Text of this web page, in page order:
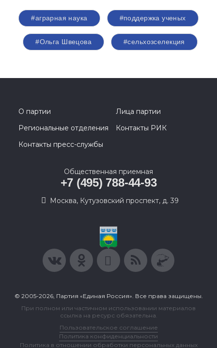
#аграрная наука #поддержка ученых
#Ольга Швецова #сельхозселекция
О партии
Лица партии
Региональные отделения
Контакты РИК
Контакты пресс-службы
Общественная приемная
+7 (495) 788-44-93
Москва, Кутузовский проспект, д. 39
© 2005-2026, Партия «Единая Россия». Все права защищены.
При полном или частичном использовании материалов
ссылка на ресурс обязательна.
Пользовательское соглашение
Политика конфиденциальности
Политика в отношении обработки персональных данных